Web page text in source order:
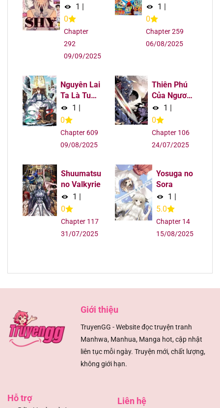
Chapter 621
09/08/2025
Chapter 620 09/08/2025
Chapter 620
Chapter 619
Chapter 619
Chapter 618 09/08/2025
Chapter 617 09/08/2025
Chapter 617
Chapter 617 09/08/2025
1 |
0
Chapter
292
09/09/2025
Challenges
God-Tier
Game
1 |
0
Chapter 259
06/08/2025
Nguyên Lai
Ta Là Tu
Tiên Đại
Lão
1 |
0
Chapter 609
09/08/2025
Thiên Phú
Của Ngươi
Giờ Là Của
Ta
1 |
0
Chapter 106
24/07/2025
Shuumatsu
no Valkyrie
1 |
0
Chapter 117
31/07/2025
Yosuga no
Sora
1 |
5.0
Chapter 14
15/08/2025
Giới thiệu
TruyenGG - Website đọc truyện tranh
Manhwa, Manhua, Manga hot, cập nhật
liên tục mỗi ngày. Truyện mới, chất lượng,
không giới hạn.
Hỗ trợ Liên hệ